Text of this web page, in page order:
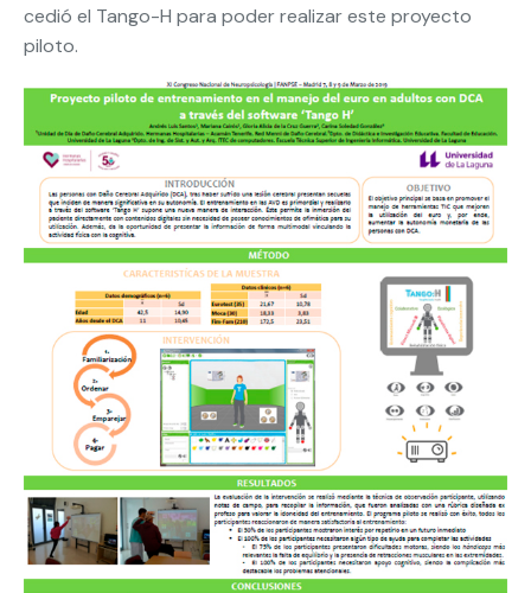
cedió el Tango-H para poder realizar este proyecto
piloto.